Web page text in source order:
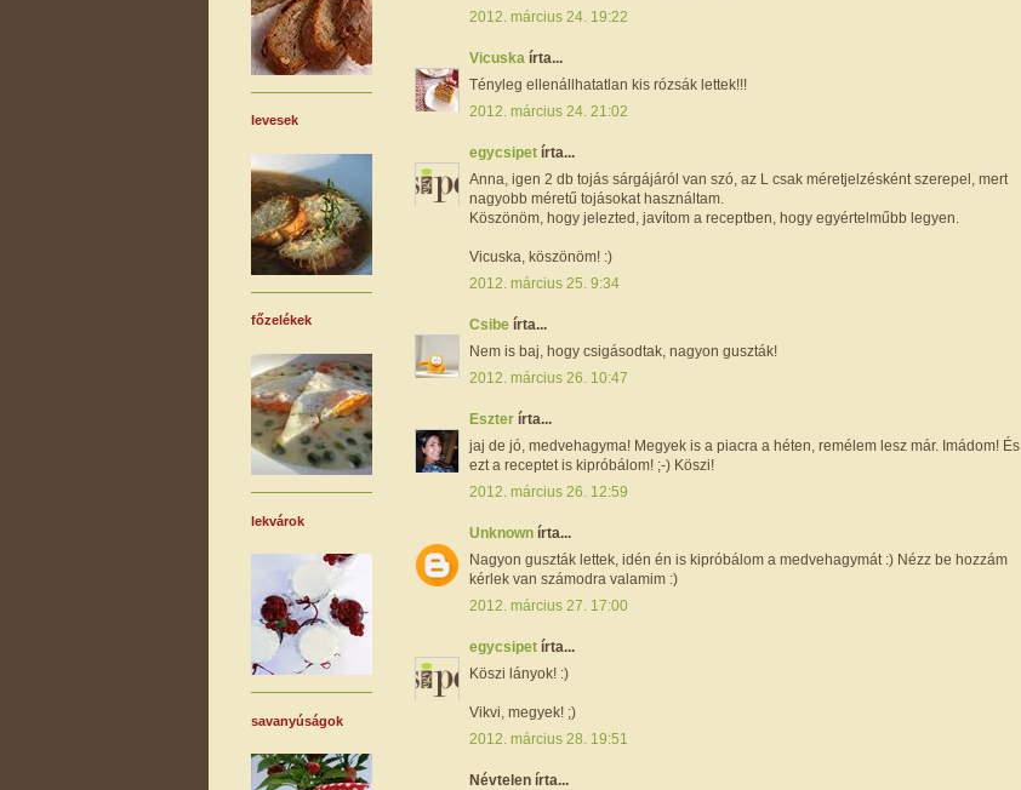
2012. március 24. 19:22
Vicuska írta...
Tényleg ellenállhatatlan kis rózsák lettek!!!
2012. március 24. 21:02
egycsipet írta...
Anna, igen 2 db tojás sárgájáról van szó, az L csak méretjelzésként szerepel, mert
nagyobb méretű tojásokat használtam.
Köszönöm, hogy jelezted, javítom a receptben, hogy egyértelműbb legyen.
Vicuska, köszönöm! :)
2012. március 25. 9:34
Csibe írta...
Nem is baj, hogy csigásodtak, nagyon guszták!
2012. március 26. 10:47
Eszter írta...
jaj de jó, medvehagyma! Megyek is a piacra a héten, remélem lesz már. Imádom! És
ezt a receptet is kipróbálom! ;-) Köszi!
2012. március 26. 12:59
Unknown írta...
Nagyon guszták lettek, idén én is kipróbálom a medvehagymát :) Nézz be hozzám
kérlek van számodra valamim :)
2012. március 27. 17:00
egycsipet írta...
Köszi lányok! :)
Vikvi, megyek! ;)
2012. március 28. 19:51
Névtelen írta...
levesek
főzelékek
lekvárok
savanyúságok